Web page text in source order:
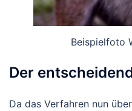
Beispielfoto
Der
Da das Verfahren nun